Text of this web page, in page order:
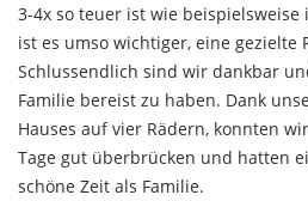
3-4x so teuer ist wie
ist es umso wichtiger, eine gezielte
Schlussendlich sind wir dankbar
Familie bereist zu haben. Dank
Hauses auf vier Rädern, konnten
Tage gut überbrücken und hatten
schöne Zeit als Familie.